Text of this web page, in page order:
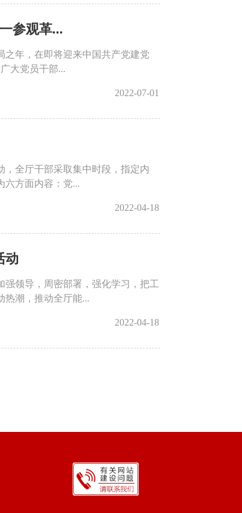
参观革...
之年，在即将迎来中国共产党建党
大党员干部...
2022-07-01
，全厅干部采取集中时段，指定内
六方面内容：党...
2022-04-18
动
领导，周密部署，强化学习，把工
热潮，推动全厅能...
2022-04-18